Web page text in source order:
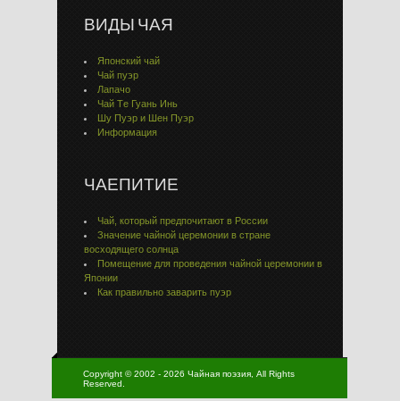
ВИДЫ ЧАЯ
Японский чай
Чай пуэр
Лапачо
Чай Тe Гуaнь Инь
Шу Пуэр и Шен Пуэр
Информация
ЧАЕПИТИЕ
Чай, который предпочитают в России
Значение чайной церемонии в стране
восходящего солнца
Помещение для проведения чайной церемонии в
Японии
Как правильно заварить пуэр
Copyright © 2002 - 2026 Чайная поэзия, All Rights
Reserved.